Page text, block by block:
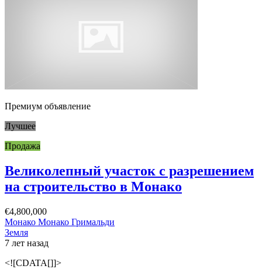
Премиум объявление
Лучшее
Продажа
Великолепный участок с разрешением
на строительство в Монако
€4,800,000
Монако Монако Гримальди
Земля
7 лет назад
<![CDATA[]]>